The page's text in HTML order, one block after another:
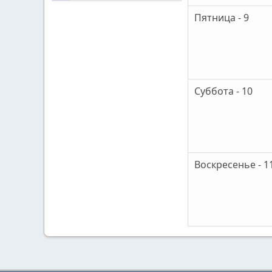
Пятница - 9
Суббота - 10
Воскресенье -